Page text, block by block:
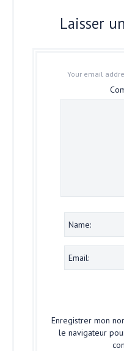
Laisser
Your email
Enregistrer mon
le navigateur